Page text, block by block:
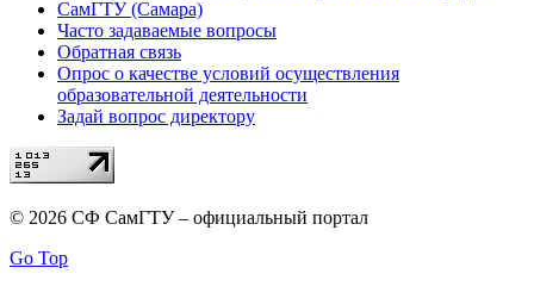
СамГТУ (Самара)
Часто задаваемые вопросы
Обратная связь
Опрос о качестве условий осуществления
образовательной деятельности
Задай вопрос директору
© 2026 СФ СамГТУ – официальный портал
Go Top